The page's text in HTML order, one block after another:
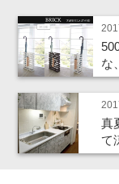
な
真
て